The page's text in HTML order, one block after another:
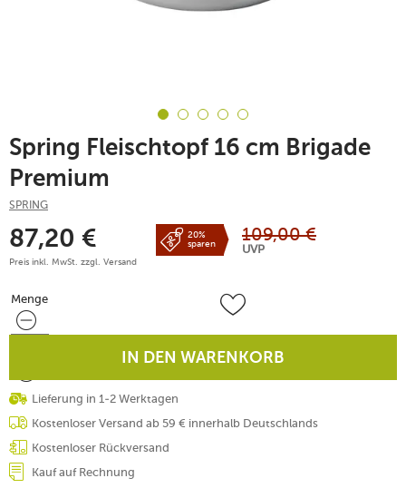
Spring Fleischtopf 16 cm Brigade
Premium
SPRING
87,20 €
Preis inkl. MwSt. zzgl. Versand
20%
sparen
109,00 €
UVP
Menge
Menge
IN DEN WARENKORB
Lieferung in 1-2 Werktagen
Kostenloser Versand ab 59 € innerhalb Deutschlands
Kostenloser Rückversand
Kauf auf Rechnung